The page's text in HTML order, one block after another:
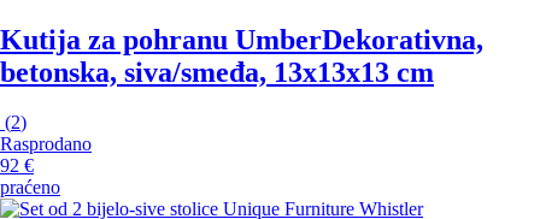
Kutija za pohranu UmberDekorativna,
betonska, siva/smeđa, 13x13x13 cm
(2)
Rasprodano
92 €
praćeno